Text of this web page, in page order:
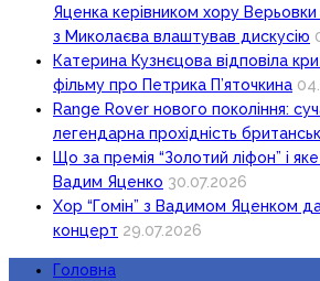
Яценка керівником хору
з Миколаєва влаштував дискусію
Катерина Кузнєцова відповіла
фільму про Петрика П’яточкина
Range Rover нового покоління:
легендарна прохідність
Що за премія “Золотий ліфон” і
Вадим Яценко 30.07.2026
Хор “Гомін” з Вадимом Яценком
концерт 29.07.2026
Головна